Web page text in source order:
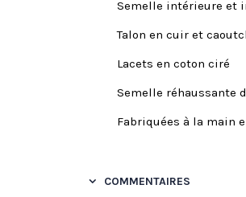
Semelle intérieure et
Talon en cuir et
Lacets en coton ciré
Semelle réhaussante
Fabriquées à la main
COMMENTAIRES